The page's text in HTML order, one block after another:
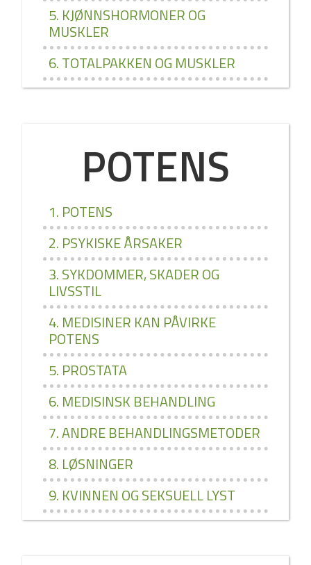
5. KJØNNSHORMONER OG
MUSKLER
6. TOTALPAKKEN OG MUSKLER
POTENS
1. POTENS
2. PSYKISKE ÅRSAKER
3. SYKDOMMER, SKADER OG
LIVSSTIL
4. MEDISINER KAN PÅVIRKE
POTENS
5. PROSTATA
6. MEDISINSK BEHANDLING
7. ANDRE BEHANDLINGSMETODER
8. LØSNINGER
9. KVINNEN OG SEKSUELL LYST